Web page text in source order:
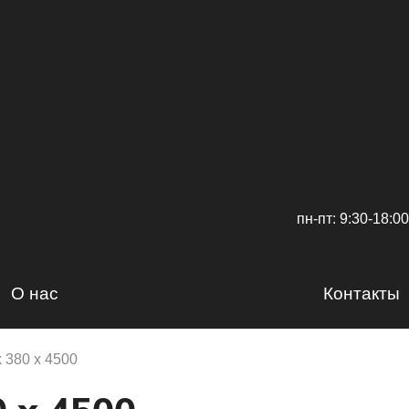
пн-пт: 9:30-18:00
О нас
Сертификаты
Доставка и оплата
Вакансии
Контакты
380 х 4500